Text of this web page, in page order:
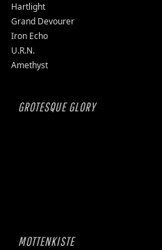
Hartlight
Grand Devourer
Iron Echo
U.R.N.
Amethyst
GROTESQUE GLORY
MOTTENKISTE